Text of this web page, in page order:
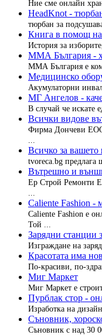
Ние сме онлайн
HeadKnot -
тюрбан за
Книга в помощ на
История за
ММА България -
ММА България е
Медицинско
Акумулаторни
МГ Ангелов -
В случай че искате
Всички видове
Фирма Дончеви
Всичко за вашето
tvoreca.bg предлага
Вътрешно и
Ер Строй Ремонти
Caliente Fashion -
Caliente Fashion е
Той ...
Зарядни станции
Изграждане на
Красотата има
По-красиви, по-
Миг Маркет
Миг Маркет е
Пурблак стор -
Изработка на
Съновник,
Съновник с над 30